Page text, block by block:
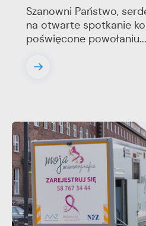
Szanowni Państwo,
na otwarte spotkanie
poświęcone powołaniu...